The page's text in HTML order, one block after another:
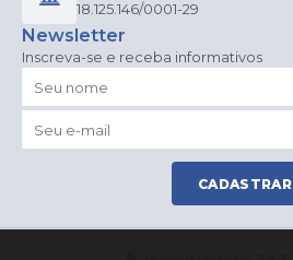
18.125.146/0001-29
Newsletter
Inscreva-se e receba informativos
CADASTRAR